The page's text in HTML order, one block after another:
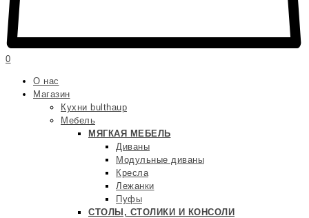
0
О нас
Магазин
Кухни bulthaup
Мебель
МЯГКАЯ МЕБЕЛЬ
Диваны
Модульные диваны
Кресла
Лежанки
Пуфы
СТОЛЫ, СТОЛИКИ И КОНСОЛИ